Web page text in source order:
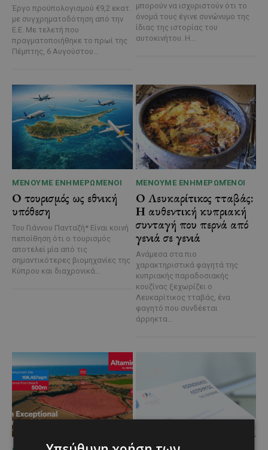
Έργο προϋπολογισμού €9,2 εκατ.
με συγχρηματοδότηση από την
Ε.Ε. Με τελετή που
πραγματοποιήθηκε το πρωί της
Πέμπτης, 6 Αυγούστου...
μπορούν να ισχυριστούν ότι το
όνομά τους έγινε συνώνυμο της
ίδιας της ιστορίας του
αυτοκινήτου. Η...
ΜΈΝΟΥΜΕ ΕΝΗΜΕΡΩΜΈΝΟΙ
Ο τουρισμός ως εθνική
υπόθεση
Του Γιάννου Πανταζή* Είναι κοινή
πεποίθηση ότι ο τουρισμός
αποτελεί μία από τις
σημαντικότερες βιομηχανίες της
Κύπρου και διαχρονικά...
ΜΈΝΟΥΜΕ ΕΝΗΜΕΡΩΜΈΝΟΙ
Ο Λευκαρίτικος τταβάς:
Η αυθεντική κυπριακή
συνταγή που περνά από
γενιά σε γενιά
Ανάμεσα στα πιο
χαρακτηριστικά φαγητά της
κυπριακής παραδοσιακής
κουζίνας ξεχωρίζει ο
Λευκαρίτικος τταβάς, ένα
φαγητό που συνδέεται
άρρηκτα...